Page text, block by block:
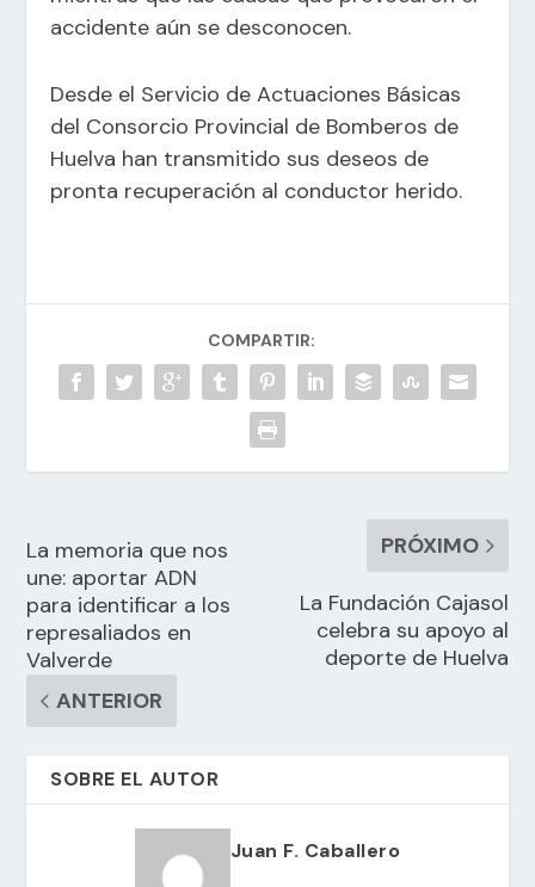
accidente aún se desconocen.
Desde el Servicio de Actuaciones Básicas
del Consorcio Provincial de Bomberos de
Huelva han transmitido sus deseos de
pronta recuperación al conductor herido.
COMPARTIR:
La memoria que nos
une: aportar ADN
para identificar a los
represaliados en
Valverde
ANTERIOR
PRÓXIMO
La Fundación Cajasol
celebra su apoyo al
deporte de Huelva
SOBRE EL AUTOR
Juan F. Caballero